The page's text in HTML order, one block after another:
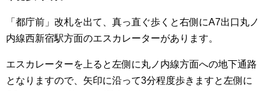
「都庁前」改札を出て、真っ直ぐ歩くと右側にA7出口丸ノ
内線西新宿駅方面のエスカレーターがあります。
エスカレーターを上ると左側に丸ノ内線方面への地下通路
となりますので、矢印に沿って3分程度歩きますと左側に